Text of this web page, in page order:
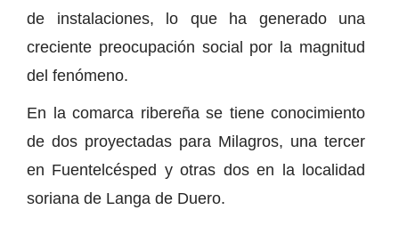
de instalaciones, lo que ha generado una
creciente preocupación social por la magnitud
del fenómeno.
En la comarca ribereña se tiene conocimiento
de dos proyectadas para Milagros, una tercer
en Fuentelcésped y otras dos en la localidad
soriana de Langa de Duero.